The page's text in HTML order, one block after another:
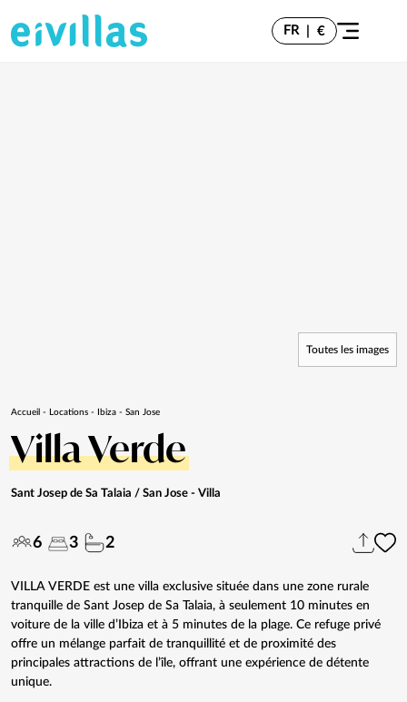
FR €
Toutes les images
Accueil - Locations - Ibiza - San Jose
Villa Verde
Sant Josep de Sa Talaia / San Jose - Villa
6 3 2
VILLA VERDE est une villa exclusive située dans une zone rurale
tranquille de Sant Josep de Sa Talaia, à seulement 10 minutes en
voiture de la ville d’Ibiza et à 5 minutes de la plage. Ce refuge privé
offre un mélange parfait de tranquillité et de proximité des
principales attractions de l’île, offrant une expérience de détente
unique.